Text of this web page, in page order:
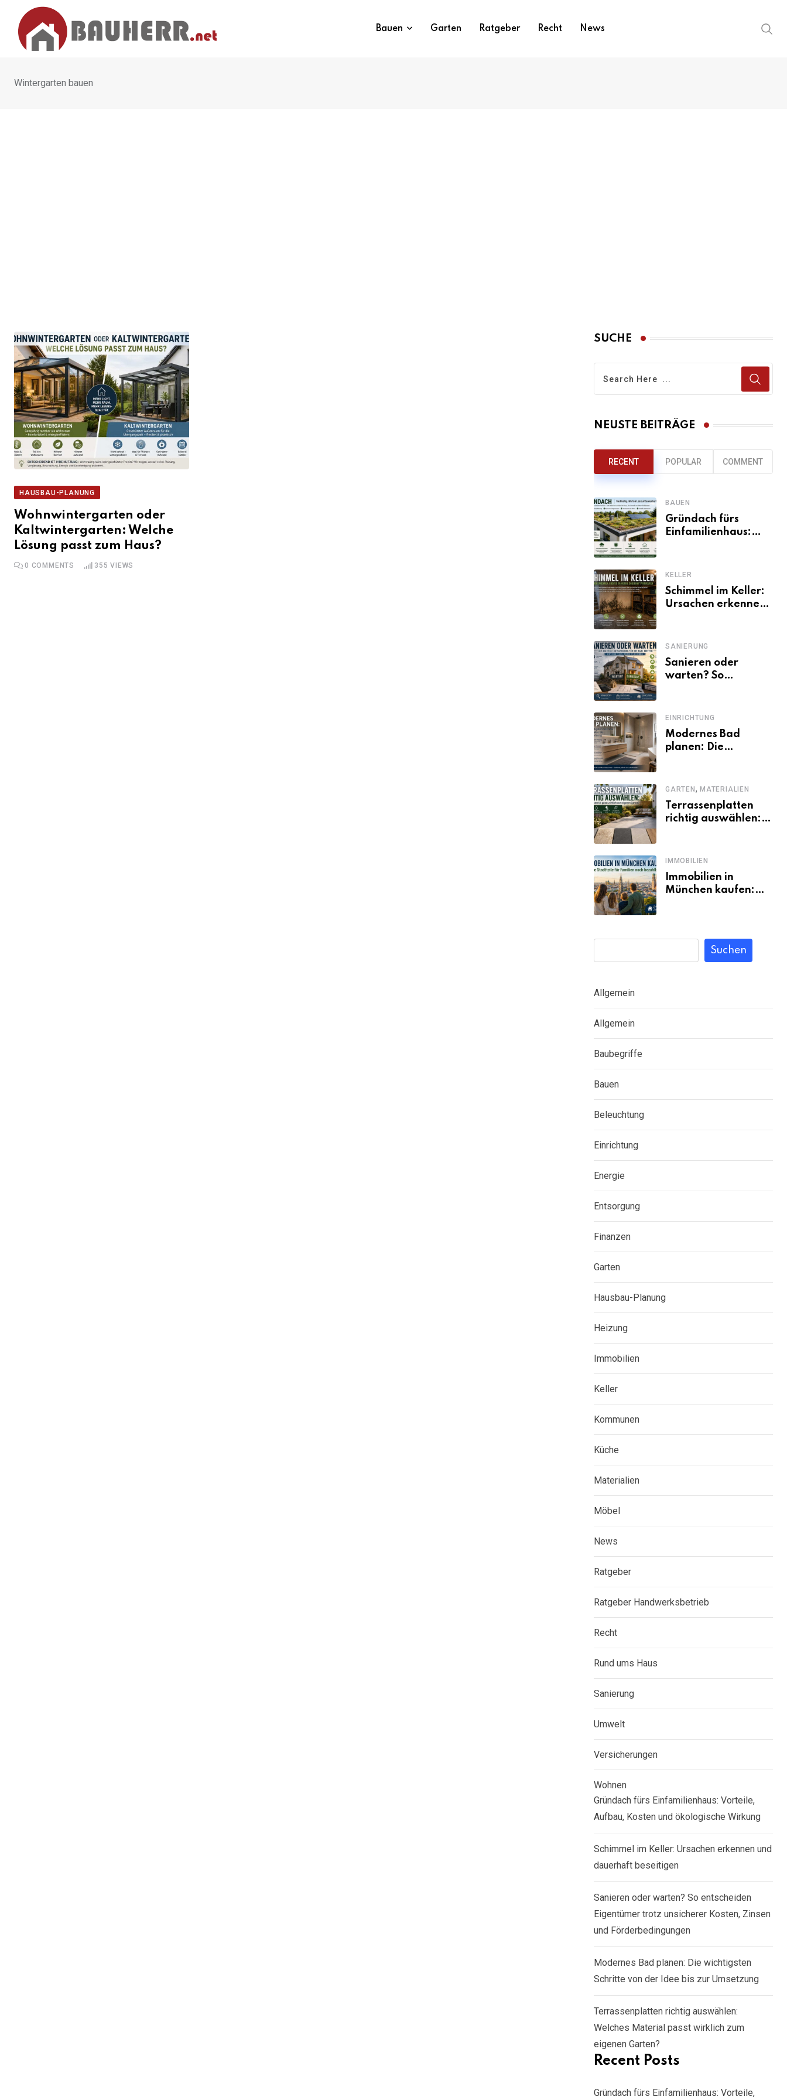
content
Bauen Garten Ratgeber Recht News
Wintergarten bauen
HAUSBAU-PLANUNG
Wohnwintergarten oder
Kaltwintergarten: Welche
Lösung passt zum Haus?
0 COMMENTS 355 VIEWS
SUCHE
NEUSTE BEITRÄGE
RECENT POPULAR COMMENT
BAUEN
Gründach fürs
Einfamilienhaus:
ökologische Wirkung
KELLER
Schimmel im Keller:
Ursachen erkennen
SANIERUNG
Sanieren oder
warten? So
unsicherer Kosten,
Zinsen und
Förderbedingungen
EINRICHTUNG
Modernes Bad
planen: Die
Umsetzung
GARTEN, MATERIALIEN
Terrassenplatten
richtig auswählen:
eigenen Garten?
IMMOBILIEN
Immobilien in
München kaufen:
Suchen
Allgemein
Allgemein
Baubegriffe
Bauen
Beleuchtung
Einrichtung
Energie
Entsorgung
Finanzen
Garten
Hausbau-Planung
Heizung
Immobilien
Keller
Kommunen
Küche
Materialien
Möbel
News
Ratgeber
Ratgeber Handwerksbetrieb
Recht
Rund ums Haus
Sanierung
Umwelt
Versicherungen
Wohnen
Gründach fürs Einfamilienhaus: Vorteile,
Aufbau, Kosten und ökologische Wirkung
Schimmel im Keller: Ursachen erkennen und
dauerhaft beseitigen
Sanieren oder warten? So entscheiden
Eigentümer trotz unsicherer Kosten, Zinsen
und Förderbedingungen
Modernes Bad planen: Die wichtigsten
Schritte von der Idee bis zur Umsetzung
Terrassenplatten richtig auswählen:
Welches Material passt wirklich zum
eigenen Garten?
Recent Posts
Gründach fürs Einfamilienhaus: Vorteile,